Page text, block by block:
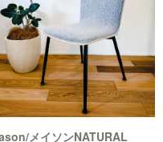
メイソンNATURAL